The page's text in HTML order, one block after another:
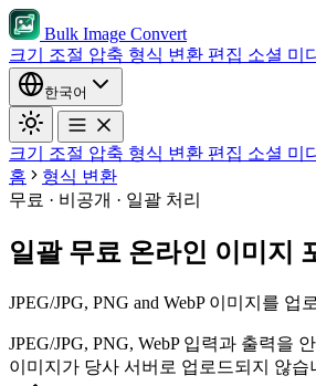
Bulk Image Convert
크기 조절 압축 형식 변환 편집 소셜 미
한국어
크기 조절 압축 형식 변환 편집 소셜 미
홈
형식 변환
무료 · 비공개 · 일괄 처리
일괄 무료 온라인 이미지
JPEG/JPG, PNG and WebP 이미지를
JPEG/JPG, PNG, WebP 입력과 출력을
이미지가 당사 서버로 업로드되지 않습